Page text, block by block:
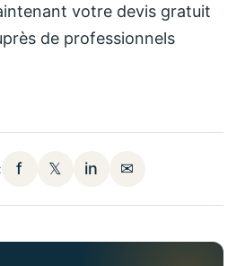
votre devis gratuit
de professionnels
f 𝕏 in ✉